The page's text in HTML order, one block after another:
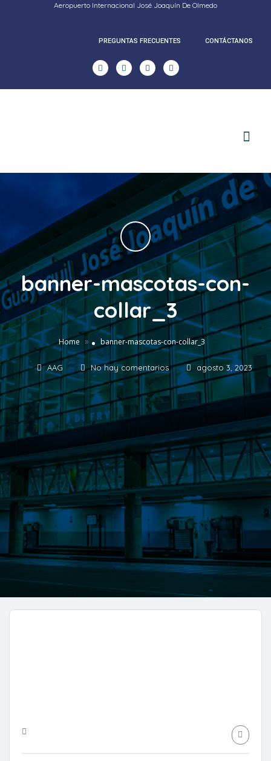
Aeropuerto Internacional José Joaquín De Olmedo
PREGUNTAS FRECUENTES CONTÁCTANOS
banner-mascotas-con-
collar_3
Home » banner-mascotas-con-collar_3
AAG No hay comentarios agosto 3, 2023